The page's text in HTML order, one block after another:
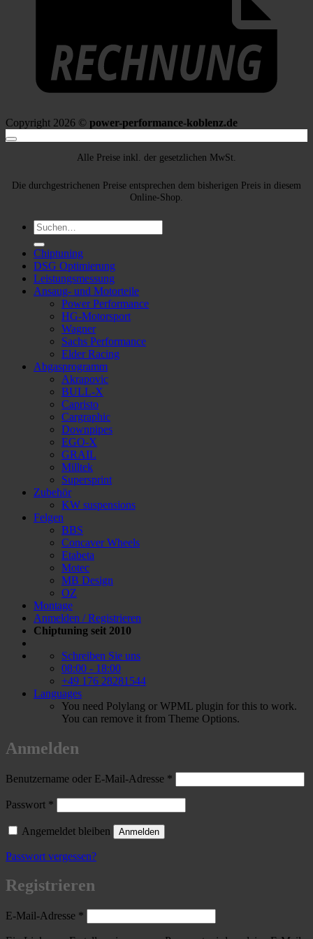
Copyright 2026 © power-performance-koblenz.de
Alle Preise inkl. der gesetzlichen MwSt.
Die durchgestrichenen Preise entsprechen dem bisherigen Preis in diesem
Online-Shop.
Suche
nach:
Chiptuning
DSG Optimierung
Leistungsmessung
Ansaug- und Motorteile
Power Performance
HG-Motorsport
Wagner
Sachs Performance
Elder Racing
Abgasprogramm
Akrapovic
BULL-X
Capristo
Cargraphic
Downpipes
EGO-X
GRAIL
Milltek
Supersprint
Zubehör
KW suspensions
Felgen
BBS
Concaver Wheels
Etabeta
Motec
MB Design
OZ
Montage
Anmelden / Registrieren
Chiptuning seit 2010
Schreiben Sie uns
08:00 - 18:00
+49 176 28281544
Languages
You need Polylang or WPML plugin for this to work.
You can remove it from Theme Options.
Anmelden
Benutzername oder E-Mail-Adresse *
Passwort *
Angemeldet bleiben Anmelden
Passwort vergessen?
Registrieren
E-Mail-Adresse *